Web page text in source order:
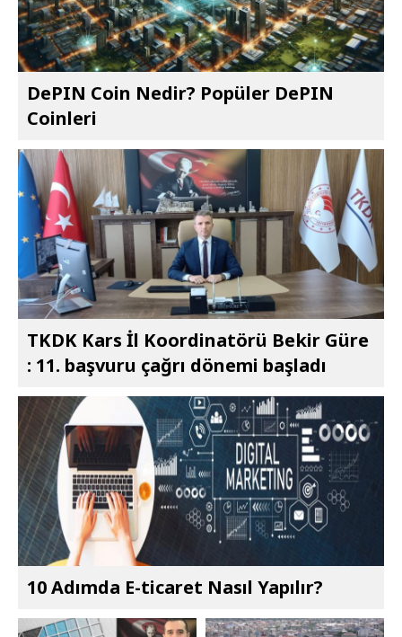
DePIN Coin Nedir? Popüler DePIN
Coinleri
TKDK Kars İl Koordinatörü Bekir Güre
: 11. başvuru çağrı dönemi başladı
10 Adımda E-ticaret Nasıl Yapılır?